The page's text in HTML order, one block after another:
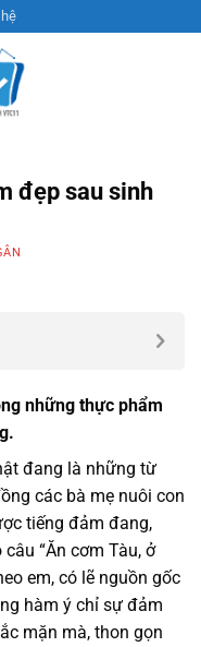
đẹp sau sinh
những thực phẩm
đang là những từ
các bà mẹ nuôi con
tiếng đảm đang,
“Ăn cơm Tàu, ở
em, có lẽ nguồn gốc
hàm ý chỉ sự đảm
mặn mà, thon gọn